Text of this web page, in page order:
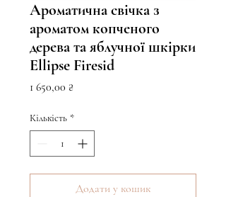
Ароматична свічка з
ароматом копченого
дерева та яблучної шкірки
Ellipse Firesid
1 650,00 ₴
Кількість *
Додати у кошик